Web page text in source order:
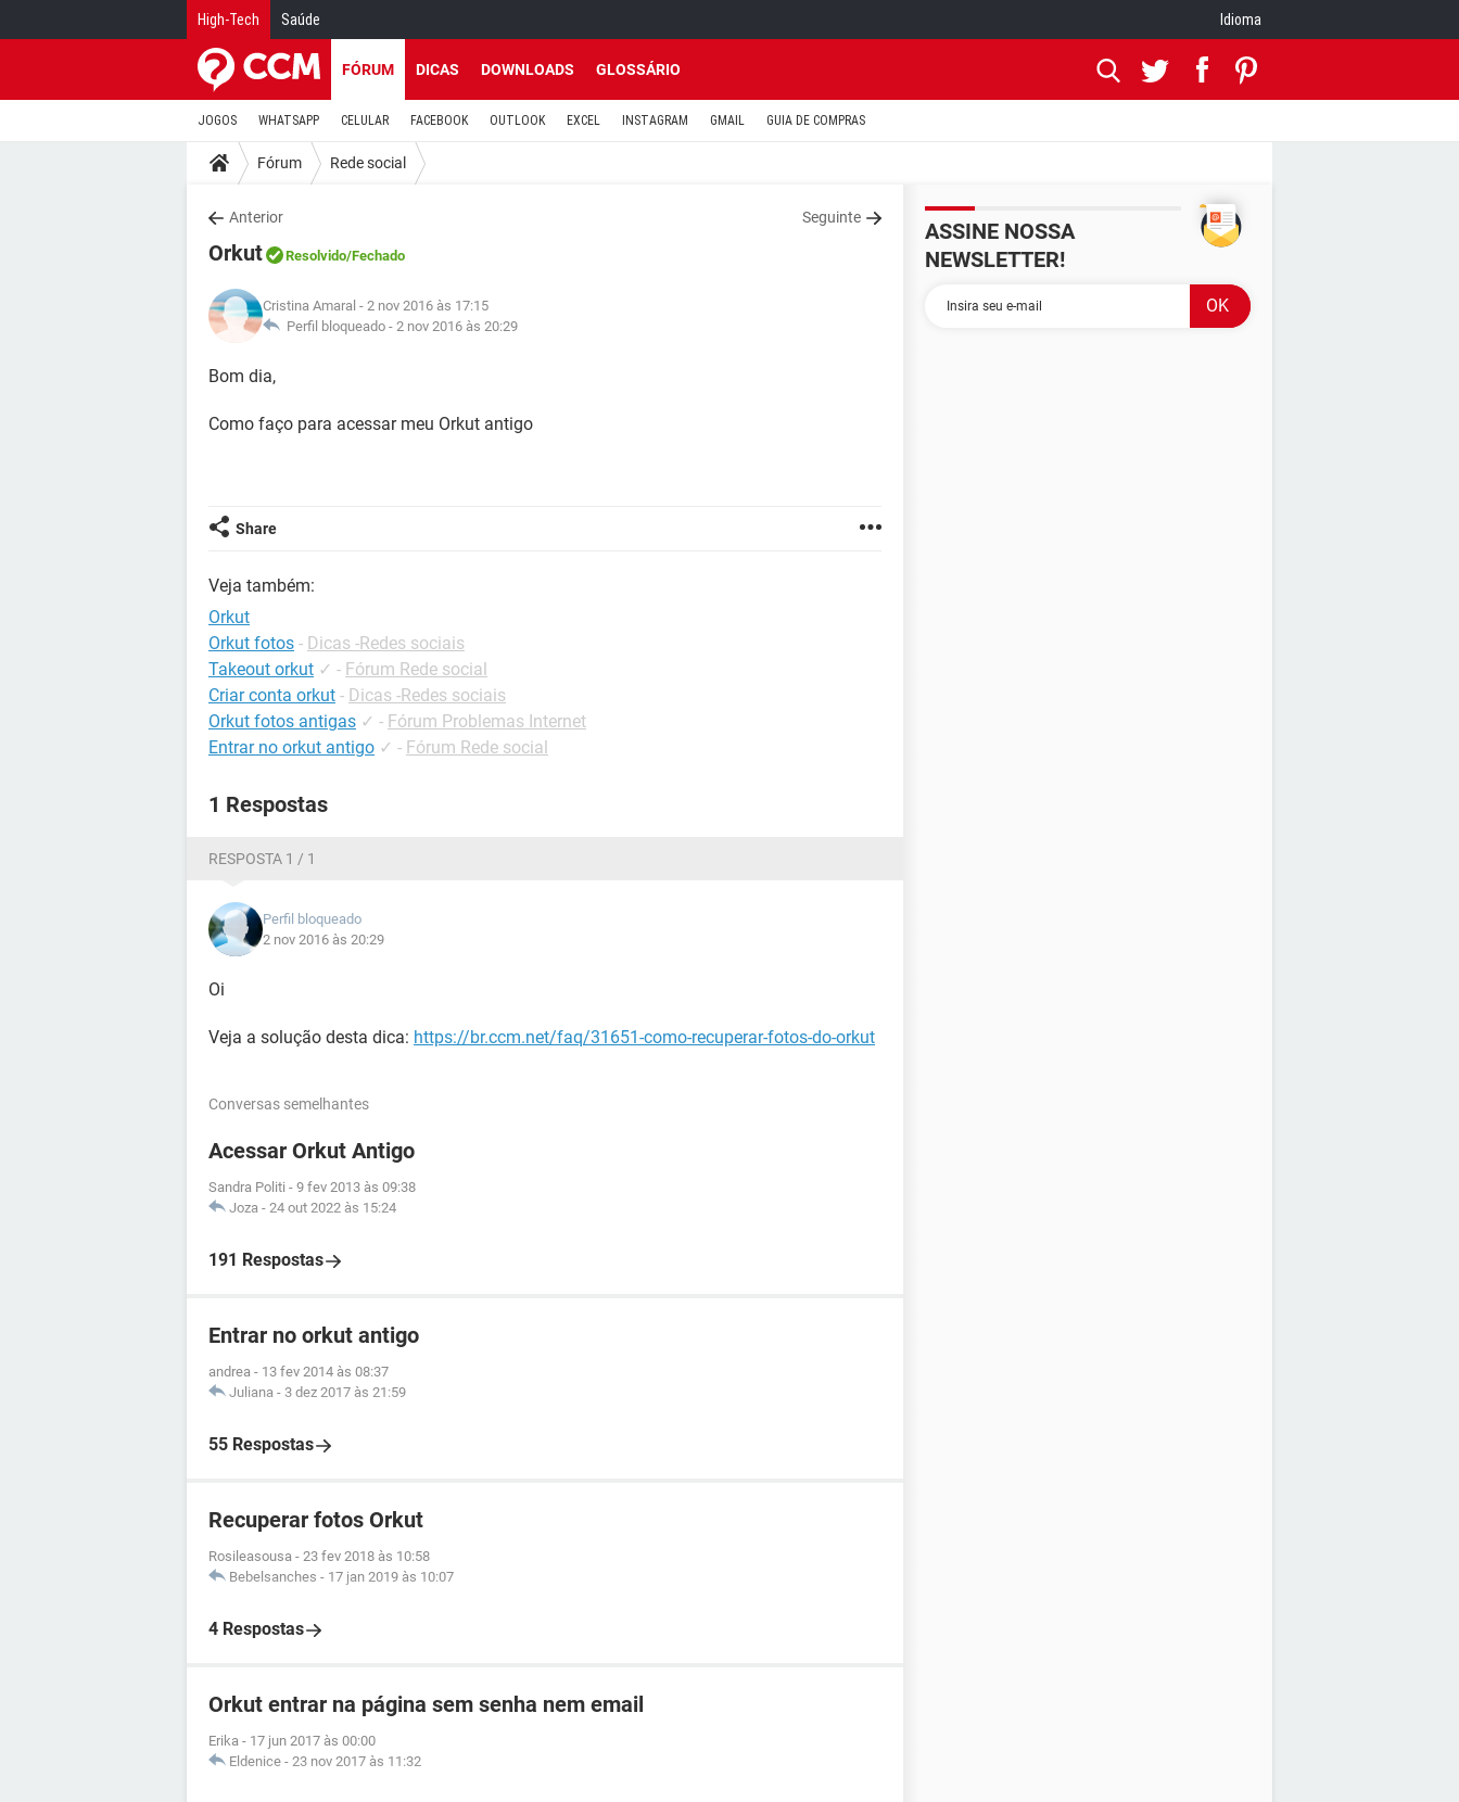
High-Tech Saúde Idioma
FÓRUM DICAS DOWNLOADS GLOSSÁRIO
JOGOS WHATSAPP CELULAR FACEBOOK OUTLOOK EXCEL INSTAGRAM GMAIL GUIA DE COMPRAS
Fórum Rede social
Anterior Seguinte
Orkut Resolvido/Fechado
Cristina Amaral - 2 nov 2016 às 17:15
Perfil bloqueado - 2 nov 2016 às 20:29
Bom dia,
Como faço para acessar meu Orkut antigo
Share
Veja também:
Orkut
Orkut fotos - Dicas -Redes sociais
Takeout orkut ✓ - Fórum Rede social
Criar conta orkut - Dicas -Redes sociais
Orkut fotos antigas ✓ - Fórum Problemas Internet
Entrar no orkut antigo ✓ - Fórum Rede social
1 Respostas
RESPOSTA 1 / 1
Perfil bloqueado
2 nov 2016 às 20:29
Oi
Veja a solução desta dica: https://br.ccm.net/faq/31651-como-recuperar-fotos-do-orkut
Conversas semelhantes
Acessar Orkut Antigo
Sandra Politi - 9 fev 2013 às 09:38
Joza - 24 out 2022 às 15:24
191 Respostas
Entrar no orkut antigo
andrea - 13 fev 2014 às 08:37
Juliana - 3 dez 2017 às 21:59
55 Respostas
Recuperar fotos Orkut
Rosileasousa - 23 fev 2018 às 10:58
Bebelsanches - 17 jan 2019 às 10:07
4 Respostas
Orkut entrar na página sem senha nem email
Erika - 17 jun 2017 às 00:00
Eldenice - 23 nov 2017 às 11:32
ASSINE NOSSA
NEWSLETTER!